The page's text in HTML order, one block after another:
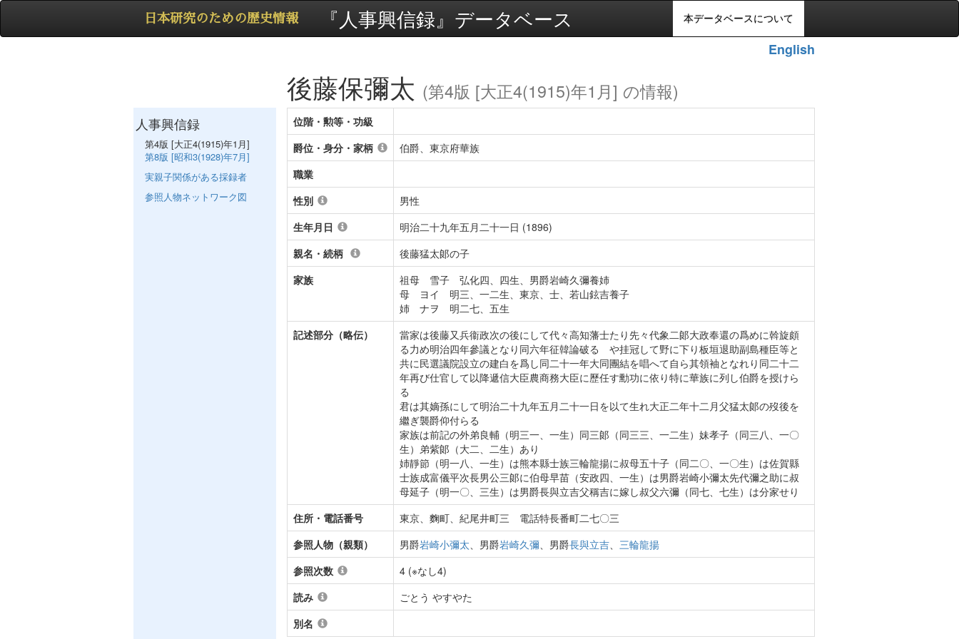
本データベースについて
日本研究のための歴史情報 『人事興信録』データベース
English
後藤保彌太 (第4版 [大正4(1915)年1月] の情報)
位階・勲等・功級
爵位・身分・家柄
伯爵、東京府華族
職業
性別
男性
生年月日
明治二十九年五月二十一日 (1896)
親名・続柄
後藤猛太郞の子
家族
祖母 雪子 弘化四、四生、男爵岩崎久彌養姉
母 ヨイ 明三、一二生、東京、士、若山鉉吉養子
姉 ナヲ 明二七、五生
記述部分（略伝）
當家は後藤又兵衞政次の後にして代々高知藩士たり先々代象二郞大政奉還の爲めに斡旋頗
る力め明治四年參議となり同六年征韓論破るゝや挂冠して野に下り板垣退助副島種臣等と
共に民選議院設立の建白を爲し同二十一年大同團結を唱へて自ら其領袖となれり同二十二
年再び仕官して以降遞信大臣農商務大臣に歷任す勳功に依り特に華族に列し伯爵を授けら
る
君は其嫡孫にして明治二十九年五月二十一日を以て生れ大正二年十二月父猛太郞の歿後を
繼ぎ襲爵仰付らる
家族は前記の外弟良輔（明三一、一生）同三郞（同三三、一二生）妹孝子（同三八、一〇
生）弟紫郞（大二、二生）あり
姉靜節（明一八、一生）は熊本縣士族三輪龍揚に叔母五十子（同二〇、一〇生）は佐賀縣
士族成富儀平次長男公三郞に伯母早苗（安政四、一生）は男爵岩崎小彌太先代彌之助に叔
母延子（明一〇、三生）は男爵長與立吉父稱吉に嫁し叔父六彌（同七、七生）は分家せり
住所・電話番号
東京、麴町、紀尾井町三 電話特長番町二七〇三
参照人物（親類）
男爵岩崎小彌太、男爵岩崎久彌、男爵長與立吉、 三輪龍揚
参照次数
4 (※なし4)
読み
ごとう やすやた
別名
人事興信録
第4版 [大正4(1915)年1月]
第8版 [昭和3(1928)年7月]
実親子関係がある採録者
参照人物ネットワーク図